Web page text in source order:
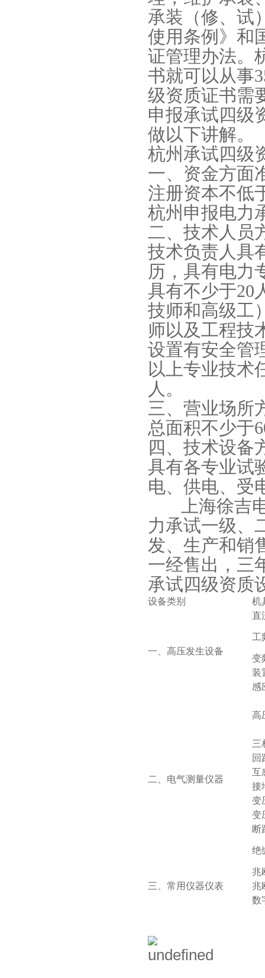
承装（修、试
使用条例》和
证管理办法。
书就可以从事
级资质证书需
申报承试四级
做以下讲解。
杭州承试四级
一、资金方面
注册资本不低
杭州申报电力
二、技术人员
技术负责人具
历，具有电力
具有不少于20
技师和高级工
师以及工程技
设置有安全管
以上专业技术
人。
三、营业场所
总面积不少于
四、技术设备
具有各专业试
电、供电、受
上海徐吉电
力承试一级、
发、生产和销
一经售出，三
承试四级资质
设备类别 机
一、高压发生设备
直
工
变
装
感
二、电气测量仪器
高
三
回
互
接
变
变
断
绝
三、常用仪器仪表
兆
兆
数